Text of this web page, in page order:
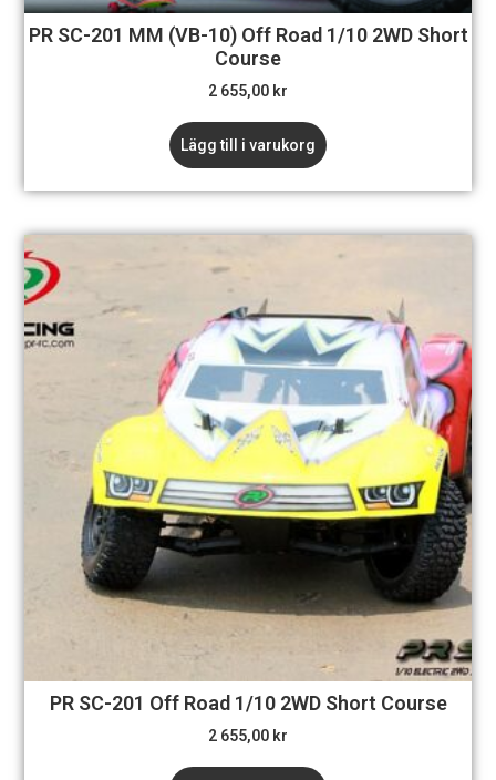
PR SC-201 MM (VB-10) Off Road 1/10 2WD Short
Course
2 655,00 kr
Lägg till i varukorg
PR SC-201 Off Road 1/10 2WD Short Course
2 655,00 kr